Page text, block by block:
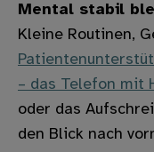
Mental stabil
Kleine Routinen,
– das Telefon mit
oder das
den Blick nach